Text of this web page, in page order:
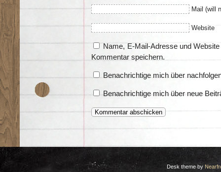
Mail (will
Website
Name, E-Mail-Adresse und
Kommentar speichern.
Benachrichtige mich über
Benachrichtige mich über neue
Desk theme by